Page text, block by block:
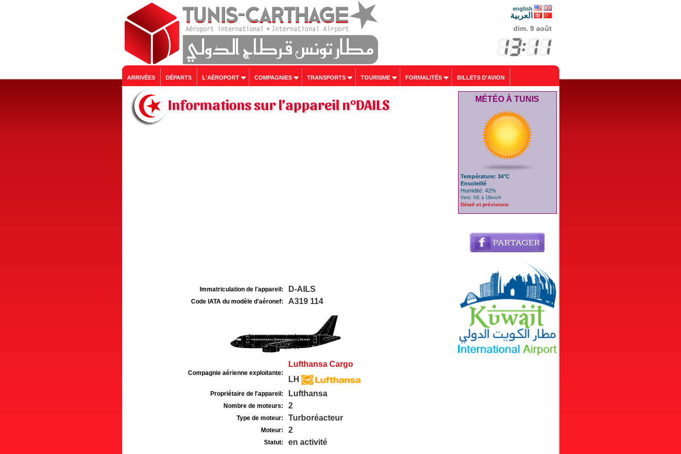
english
العربية
dim. 9 août
ARRIVÉES DÉPARTS L'AÉROPORT COMPAGNIES TRANSPORTS TOURISME FORMALITÉS BILLETS D'AVION
Informations sur l'appareil n°DAILS
Immatriculation de l'appareil: D-AILS
Code IATA du modèle d'aéronef: A319 114
Compagnie aérienne exploitante:
Lufthansa Cargo
LH
Propriétaire de l'appareil: Lufthansa
Nombre de moteurs: 2
Type de moteur: Turboréacteur
Moteur: 2
Statut: en activité
MÉTÉO À TUNIS
Température: 34°C
Ensoleillé
Humidité: 42%
Vent: NE à 18km/h
Détail et prévisions